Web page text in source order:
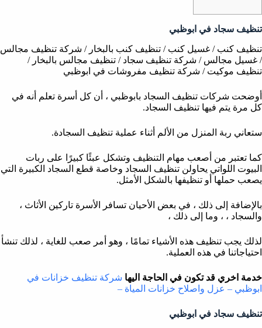
تنظيف سجاد في ابوظبي
تنظيف كنب / غسيل كنب / تنظيف كنب بالبخار / شركة تنظيف مجالس
/ غسيل مجالس / شركة تنظيف سجاد / تنظيف مجالس بالبخار /
تنظيف موكيت / شركة تنظيف مفروشات في ابوظبي
أوضحت شركات تنظيف السجاد بابوظبي ، أن كل أسرة تعلم أنه في
كل مرة يتم فيها تنظيف السجاد.
ستعاني ربة المنزل من الألم أثناء عملية تنظيف السجادة.
كما تعتبر من أصعب مهام التنظيف وتشكل عبئًا كبيرًا على ربات
البيوت اللواتي يحاولن تنظيف السجاد وخاصة قطع السجاد الكبيرة التي
يصعب حملها أو تنظيفها بالشكل الأمثل.
بالإضافة إلى ذلك ، في بعض الأحيان تسافر الأسرة تاركين الأثاث ،
والسجاد ، ، وما إلى ذلك ،
لذلك يجب تنظيف هذه الأشياء تمامًا ، وهو أمر صعب للغاية ، لذلك تنشأ
احتياجاتنا في هذه العملية.
خدمة اخري قد تكون في الحاجة اليها شركة تنظيف خزانات في
ابوظبي – عزل واصلاح خزانات المياة –
تنظيف سجاد في ابوظبي